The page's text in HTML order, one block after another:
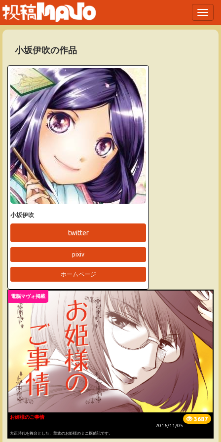
小坂伊吹の作品
小坂伊吹
twitter
pixiv
ホームページ
電脳マヴォ掲載
お姫様のご事情 3687
2016/11/05
大正時代を舞台とした、華族のお姫様のミニ探偵記です。